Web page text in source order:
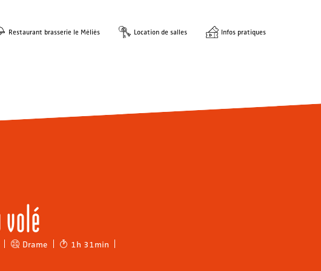
Restaurant brasserie le Méliès Location de salles Infos pratiques
Drame 1h 31min